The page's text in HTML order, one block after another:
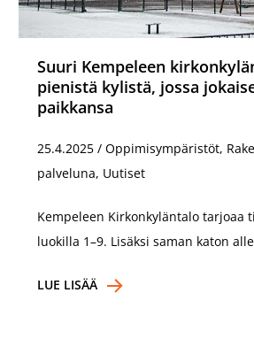
Suuri Kempeleen
pienistä kylistä, jossa
paikkansa
25.4.2025 / Oppimisympäristöt,
palveluna, Uutiset
Kempeleen Kirkonkyläntalo tarjoaa
luokilla 1–9. Lisäksi saman katon
LUE LISÄÄ